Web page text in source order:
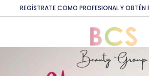
REGÍSTRATE COMO PROFESIONAL Y OBTÉN